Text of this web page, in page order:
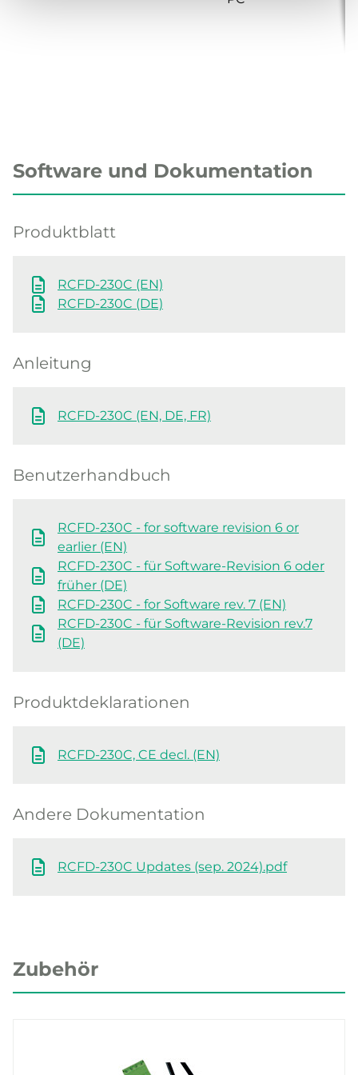
Software und Dokumentation
Produktblatt
RCFD-230C (EN)
RCFD-230C (DE)
Anleitung
RCFD-230C (EN, DE, FR)
Benutzerhandbuch
RCFD-230C - for software revision 6 or
earlier (EN)
RCFD-230C - für Software-Revision 6 oder
früher (DE)
RCFD-230C - for Software rev. 7 (EN)
RCFD-230C - für Software-Revision rev.7
(DE)
Produktdeklarationen
RCFD-230C, CE decl. (EN)
Andere Dokumentation
RCFD-230C Updates (sep. 2024).pdf
Zubehör